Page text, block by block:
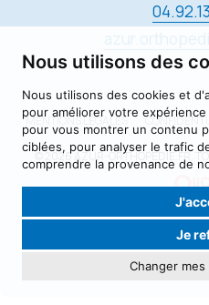
Nous utilisons des
Nous utilisons des cookies et
pour améliorer votre
pour vous montrer un contenu
ciblées, pour analyser le trafic
comprendre la provenance de
Je
Changer
MENTIONS LÉGALES
© 2026 AZUR-ORTHOPÉDIE.FR,